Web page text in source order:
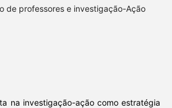
de professores e investigação-Ação
na investigação-ação como estratégia